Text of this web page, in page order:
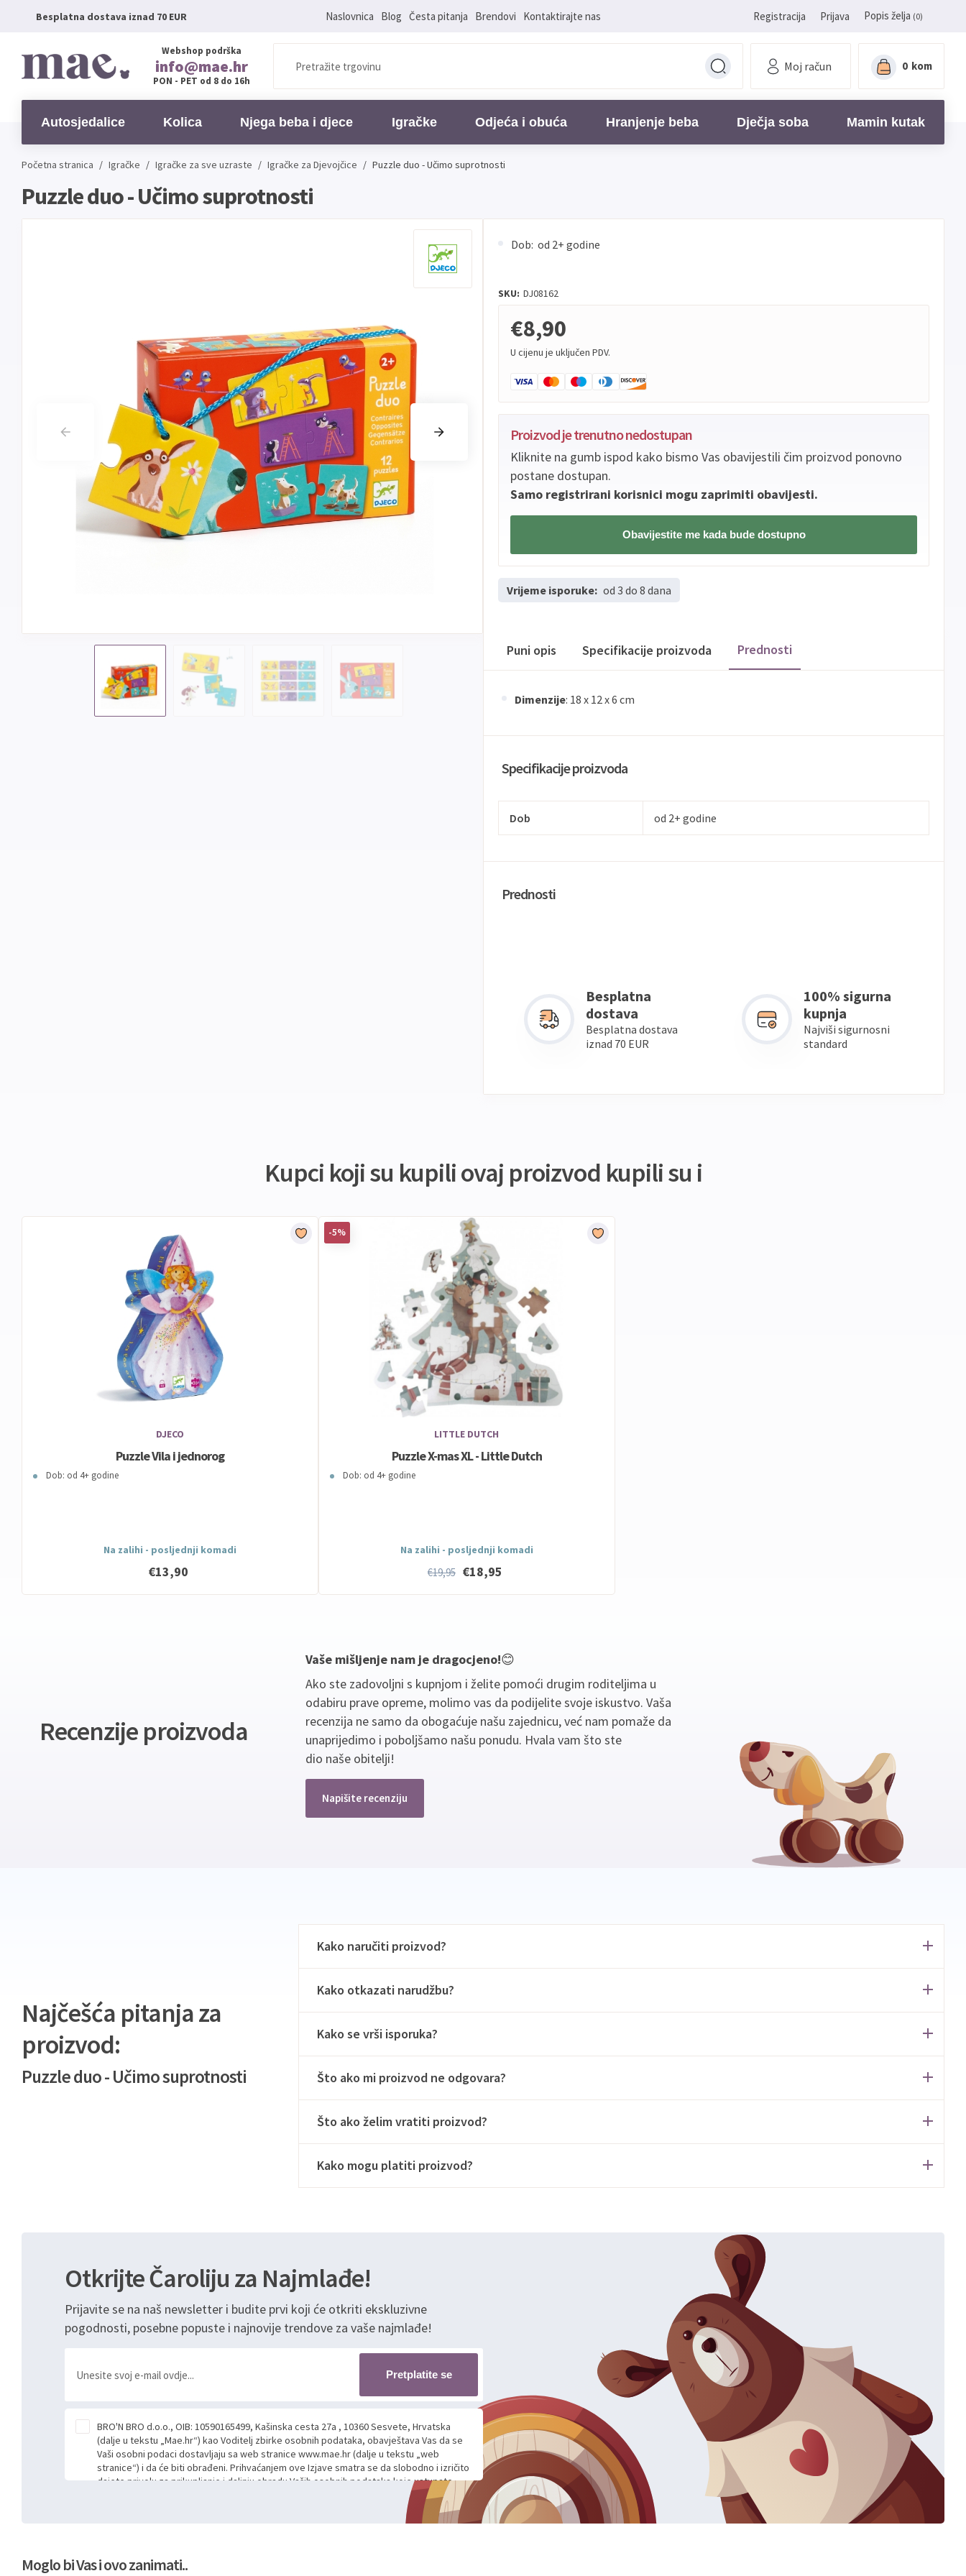
Besplatna dostava iznad 70 EUR Naslovnica Blog Česta pitanja Brendovi Kontaktirajte nas Registracija Prijava Popis želja (0)
Webshop podrška
info@mae.hr
PON - PET od 8 do 16h
Moj račun 0 kom
Autosjedalice Kolica Njega beba i djece Igračke Odjeća i obuća Hranjenje beba Dječja soba Mamin kutak
Početna stranica / Igračke / Igračke za sve uzraste / Igračke za Djevojčice / Puzzle duo - Učimo suprotnosti
Puzzle duo - Učimo suprotnosti
Dob: od 2+ godine
SKU: DJ08162
€8,90
U cijenu je uključen PDV.
Proizvod je trenutno nedostupan
Kliknite na gumb ispod kako bismo Vas obavijestili čim proizvod ponovno
postane dostupan.
Samo registrirani korisnici mogu zaprimiti obavijesti.
Obavijestite me kada bude dostupno
Vrijeme isporuke: od 3 do 8 dana
Puni opis Specifikacije proizvoda Prednosti
Dimenzije: 18 x 12 x 6 cm
Specifikacije proizvoda
Dob od 2+ godine
Prednosti
Besplatna
dostava
Besplatna dostava
iznad 70 EUR
100% sigurna
kupnja
Najviši sigurnosni
standard
Kupci koji su kupili ovaj proizvod kupili su i
DJECO
Puzzle Vila i jednorog
Dob: od 4+ godine
Na zalihi - posljednji komadi
€13,90
-5%
LITTLE DUTCH
Puzzle X-mas XL - Little Dutch
Dob: od 4+ godine
Na zalihi - posljednji komadi
€19,95 €18,95
Recenzije proizvoda
Vaše mišljenje nam je dragocjeno!😊
Ako ste zadovoljni s kupnjom i želite pomoći drugim roditeljima u
odabiru prave opreme, molimo vas da podijelite svoje iskustvo. Vaša
recenzija ne samo da obogaćuje našu zajednicu, već nam pomaže da
unaprijedimo i poboljšamo našu ponudu. Hvala vam što ste
dio naše obitelji!
Napišite recenziju
Najčešća pitanja za
proizvod:
Puzzle duo - Učimo suprotnosti
Kako naručiti proizvod?
Kako otkazati narudžbu?
Kako se vrši isporuka?
Što ako mi proizvod ne odgovara?
Što ako želim vratiti proizvod?
Kako mogu platiti proizvod?
Otkrijte Čaroliju za Najmlađe!
Prijavite se na naš newsletter i budite prvi koji će otkriti ekskluzivne
pogodnosti, posebne popuste i najnovije trendove za vaše najmlađe!
Pretplatite se
BRO'N BRO d.o.o., OIB: 10590165499, Kašinska cesta 27a , 10360 Sesvete, Hrvatska
(dalje u tekstu „Mae.hr“) kao Voditelj zbirke osobnih podataka, obavještava Vas da se
Vaši osobni podaci dostavljaju sa web stranice www.mae.hr (dalje u tekstu „web
stranice“) i da će biti obrađeni. Prihvaćanjem ove Izjave smatra se da slobodno i izričito
dajete privolu za prikupljanje i daljnju obradu Vaših osobnih podataka koje ustupate
Mae.hr putem ovih web stranica u svrhu odgovora i daljnje komunikacije na Vaš upit
poslan kroz kontakt obrazac. Radi se o dobrovoljnom davanju podataka te ovu Izjavu
niste dužni prihvatiti odnosno niste dužni unositi svoje osobne podatke u jednu od
možete pročitati ovdje, sukladno Politici privatnosti i kolačića koju možete pročitati
Moglo bi Vas i ovo zanimati..